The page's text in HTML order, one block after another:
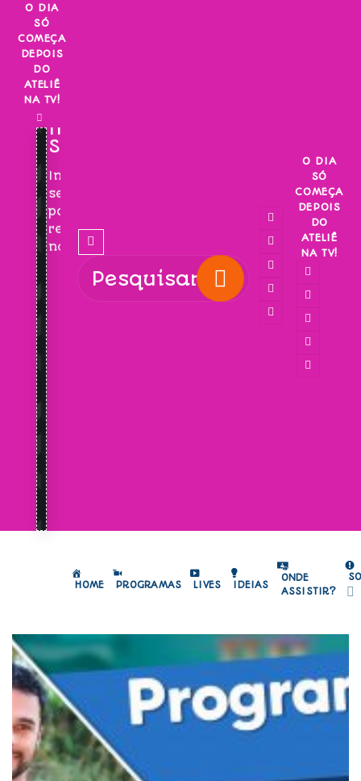
Skip
content
O DIA
SÓ
COMEÇA
DEPOIS
DO
ATELIÊ
NA TV!
INSCREVA-
SE!
Inscreva-
se
para
receber
novidades!
O DIA
SÓ
COMEÇA
DEPOIS
DO
ATELIÊ
NA TV!
HOME PROGRAMAS LIVES IDEIAS
ONDE
ASSISTIR?